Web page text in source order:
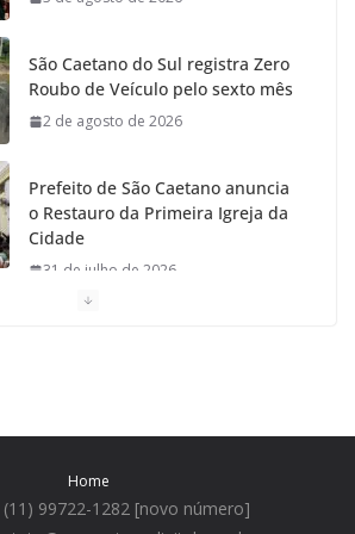
São Caetano do Sul registra Zero
Roubo de Veículo pelo sexto mês
2 de agosto de 2026
Prefeito de São Caetano anuncia
o Restauro da Primeira Igreja da
Cidade
31 de julho de 2026
Home
(11) 99722-1282 [novo número]